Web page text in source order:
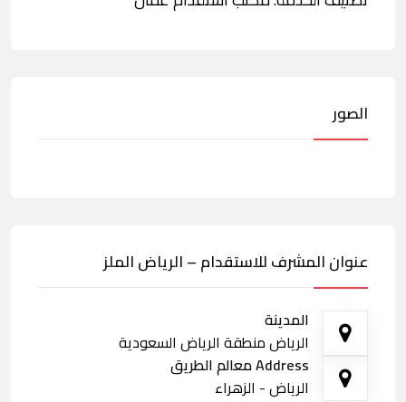
الصور
عنوان المشرف للاستقدام – الرياض الملز
المدينة
الرياض منطقة الرياض السعودية
Address معالم الطريق
الرياض - الزهراء